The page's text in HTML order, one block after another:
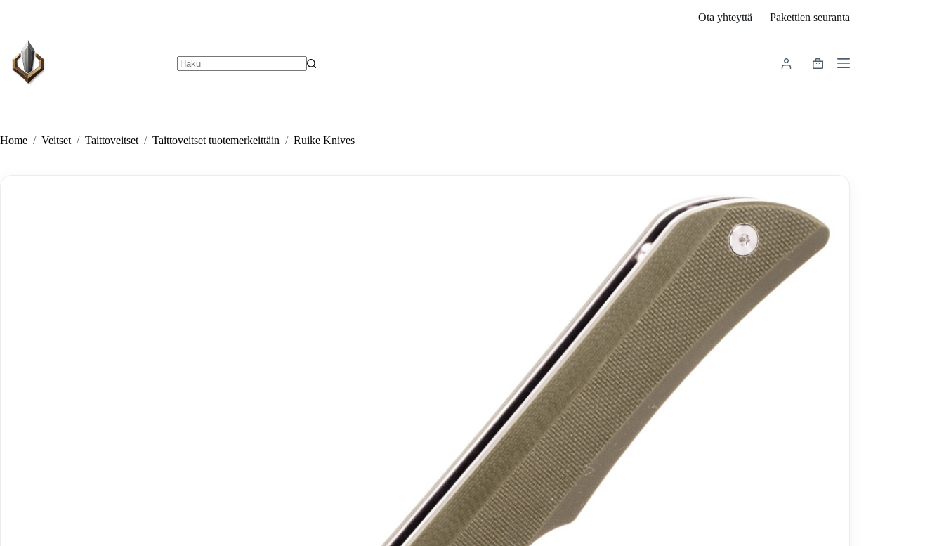
Ota yhteyttä Pakettien seuranta
Shopping
Home / Veitset / Taittoveitset / Taittoveitset tuotemerkeittäin / Ruike Knives